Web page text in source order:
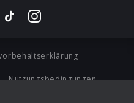
Nutzungsbedingungen